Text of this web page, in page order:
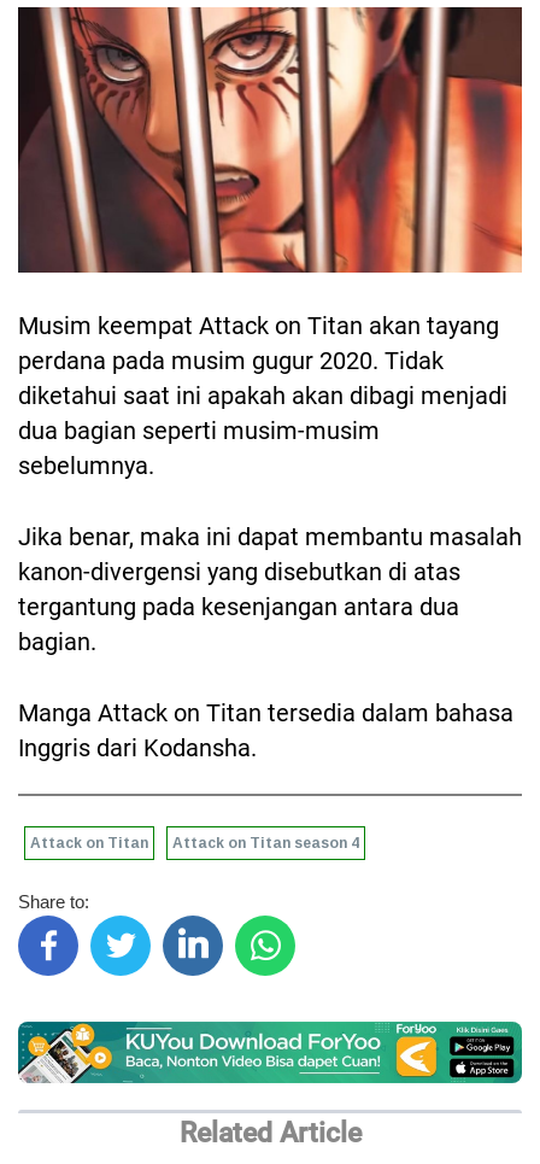
Musim keempat Attack on Titan akan tayang
perdana pada musim gugur 2020. Tidak
diketahui saat ini apakah akan dibagi menjadi
dua bagian seperti musim-musim
sebelumnya.
Jika benar, maka ini dapat membantu masalah
kanon-divergensi yang disebutkan di atas
tergantung pada kesenjangan antara dua
bagian.
Manga Attack on Titan tersedia dalam bahasa
Inggris dari Kodansha.
Attack on Titan Attack on Titan season 4
Share to:
Related Article